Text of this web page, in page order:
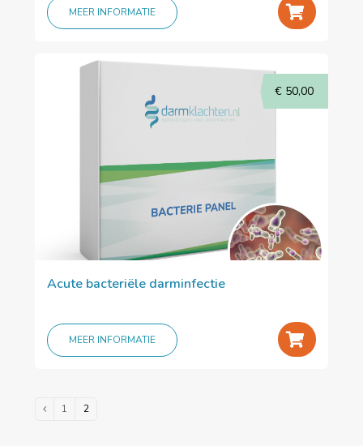
MEER INFORMATIE +
Acute bacteriële darminfectie
€ 50,00
MEER INFORMATIE +
1 2